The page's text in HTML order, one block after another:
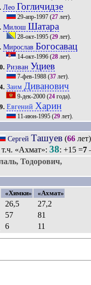
Лео Гогличидзе
29-апр-1997 (27 лет).
Милош Шатара
28-окт-1995 (29 лет).
Мирослав Богосавац
14-окт-1996 (28 лет).
Ризван Уциев
7-фев-1988 (37 лет).
Заим Диванович
9-дек-2000 (24 года).
Евгений Харин
11-июн-1995 (29 лет).
СергейТашуев (66
т.ч. «Ахмат»: 38: +15 =7
Тодорович,
«Химки»
«Ахмат»
26,5
27,2
57
81
6 11